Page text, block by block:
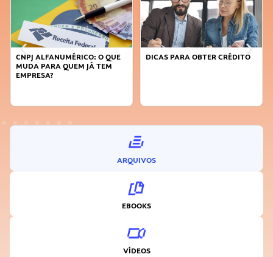
CNPJ ALFANUMÉRICO: O QUE
MUDA PARA QUEM JÁ TEM
EMPRESA?
DICAS PARA OBTER CRÉDITO
ARQUIVOS
EBOOKS
VÍDEOS